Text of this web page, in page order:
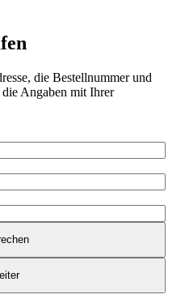
die Bestellnummer und
Angaben mit Ihrer